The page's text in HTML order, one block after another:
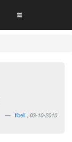
tibeli 03-10-2010